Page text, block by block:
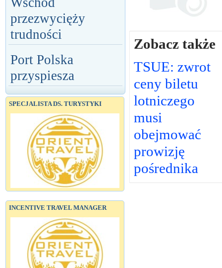
przezwycięży
trudności
Port Polska
przyspiesza
SPECJALISTA DS. TURYSTYKI
INCENTIVE TRAVEL MANAGER
Zobacz także
TSUE: zwrot
ceny biletu
lotniczego
musi
obejmować
prowizję
pośrednika